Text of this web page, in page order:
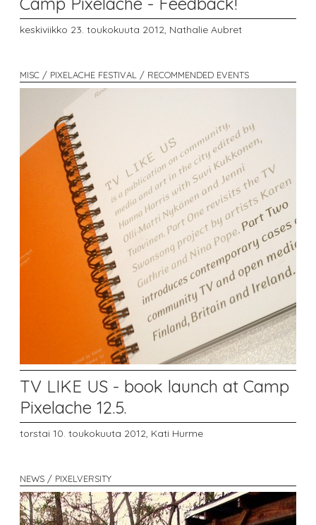
keskiviikko 23. toukokuuta 2012, Nathalie Aubret
MISC / PIXELACHE FESTIVAL / RECOMMENDED EVENTS
TV LIKE US - book launch at Camp
Pixelache 12.5.
torstai 10. toukokuuta 2012, Kati Hurme
NEWS / PIXELVERSITY